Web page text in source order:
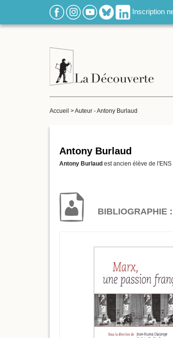
Inscription
Accueil >Auteur - Antony Burlaud
Antony Burlaud
Antony Burlaud est ancien élève de
BIBLIOGRAPHIE :